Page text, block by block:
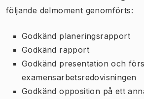
följande delmoment genomförts:
Godkänd planeringsrapport
Godkänd rapport
Godkänd presentation och
examensarbetsredovisningen
Godkänd opposition på ett